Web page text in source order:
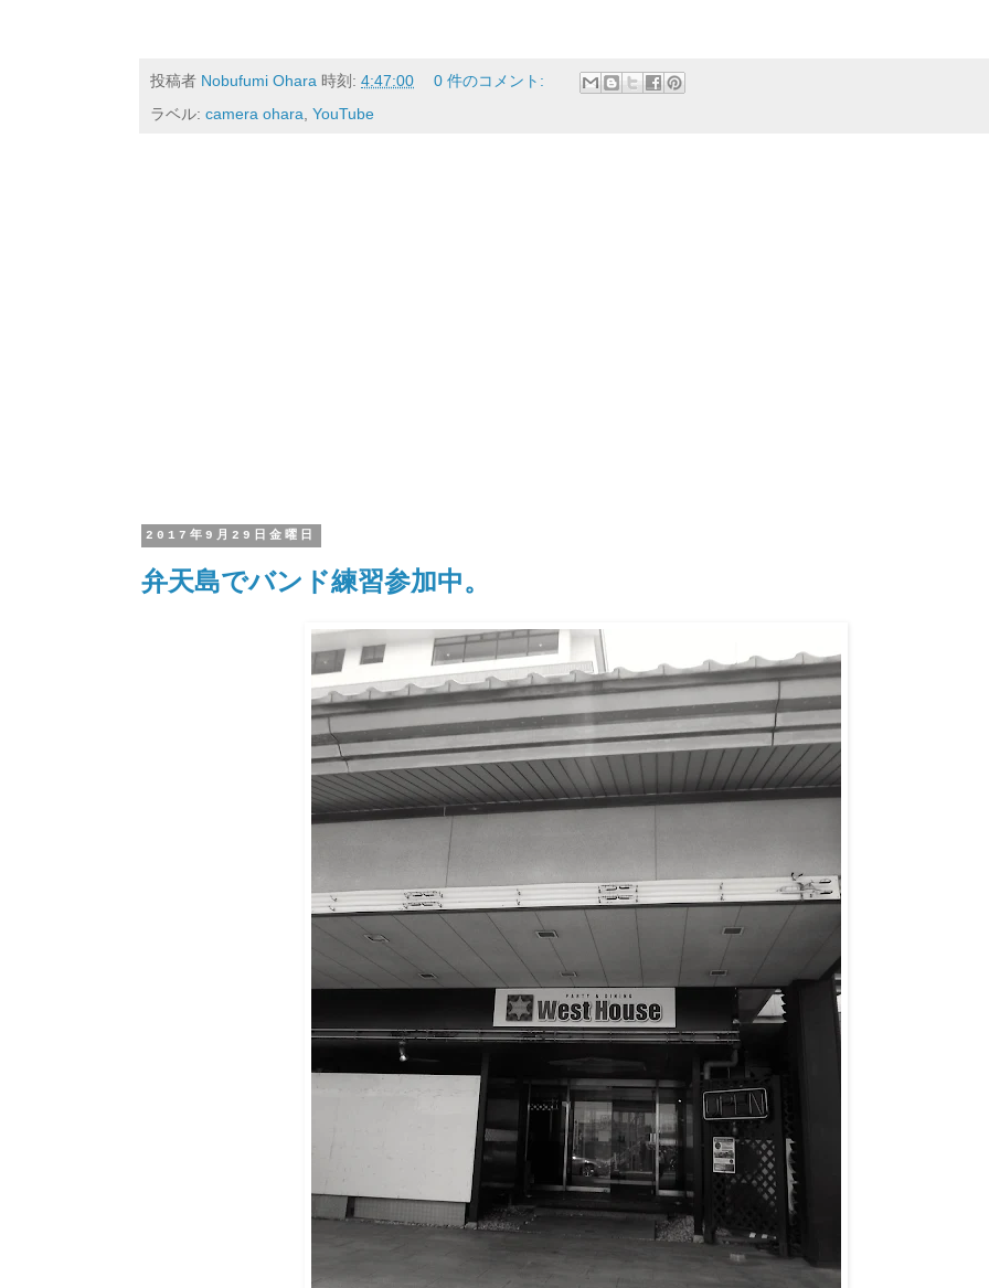
投稿者 Nobufumi Ohara 時刻: 4:47:00
0 件のコメント:
ラベル: camera ohara YouTube
2017年9月29日金曜日
弁天島でバンド練習参加中。